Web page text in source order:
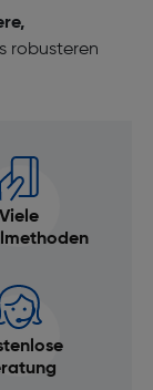
robusteren
Viele